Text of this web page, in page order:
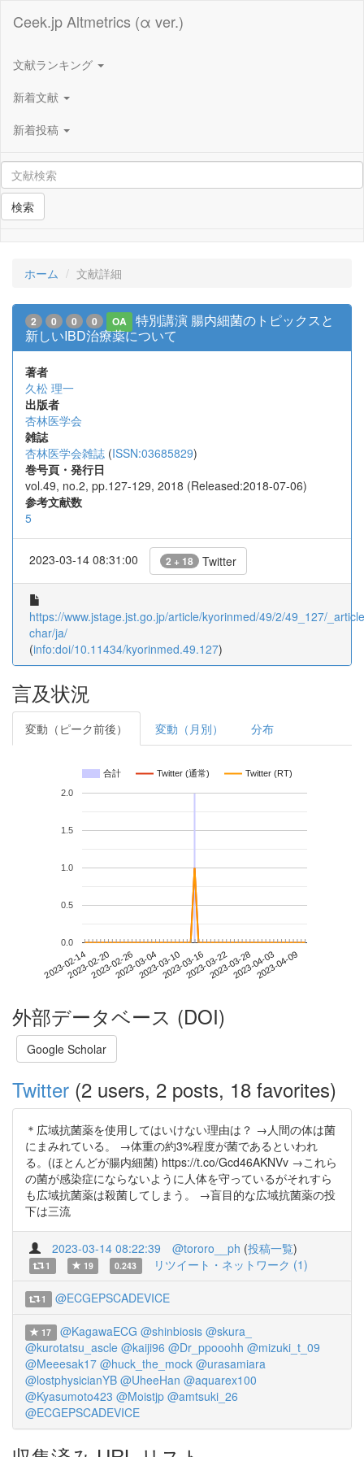
Ceek.jp Altmetrics (α ver.)
文献ランキング
新着文献
新着投稿
検索
ホーム 文献詳細
2 0 0 0 OA
特別講演 腸内細菌のトピックスと
新しいIBD治療薬について
著者
久松 理一
出版者
杏林医学会
雑誌
杏林医学会雑誌 (ISSN:03685829)
巻号頁・発行日
vol.49, no.2, pp.127-129, 2018 (Released:2018-07-06)
参考文献数
5
2023-03-14 08:31:00 2 + 18 Twitter
https://www.jstage.jst.go.jp/article/kyorinmed/49/2/49_127/
char/ja/
(info:doi/10.11434/kyorinmed.49.127)
言及状況
変動（ピーク前後） 変動（月別） 分布
合計 Twitter (通常) Twitter (RT)
2023-02-142023-02-202023-02-262023-03-042023-03-102023-03-162023-03-222023-03-282023-04-032023-04-09
0.0
0.5
1.0
1.5
2.0
外部データベース (DOI)
Google Scholar
Twitter (2 users, 2 posts, 18 favorites)
＊広域抗菌薬を使用してはいけない理由は？ →人間の体は菌
にまみれている。 →体重の約3%程度が菌であるといわれ
る。(ほとんどが腸内細菌) https://t.co/Gcd46AKNVv →これら
の菌が感染症にならないように人体を守っているがそれすら
も広域抗菌薬は殺菌してしまう。 →盲目的な広域抗菌薬の投
下は三流
2023-03-14 08:22:39 @tororo__ph (投稿一覧)
1 19 0.243 リツイート・ネットワーク (1)
1 @ECGEPSCADEVICE
17 @KagawaECG @shinbiosis @skura_
@kurotatsu_ascle @kaiji96 @Dr_ppooohh @mizuki_t_09
@Meeesak17 @huck_the_mock @urasamiara
@lostphysicianYB @UheeHan @aquarex100
@Kyasumoto423 @Moistjp @amtsuki_26
@ECGEPSCADEVICE